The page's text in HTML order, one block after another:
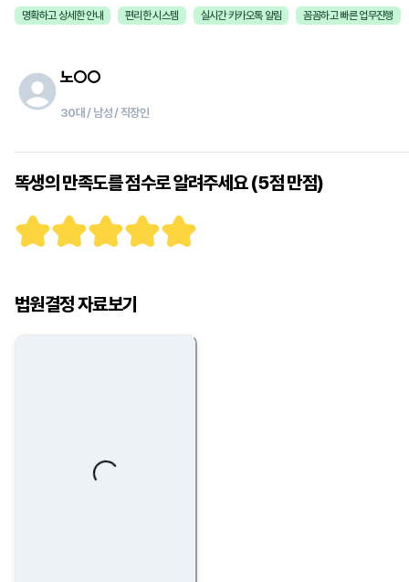
명확하고 상세한 안내 편리한 시스템 실시간 카카오톡 알림 꼼꼼하고 빠른 업무진행
노○○
30대 / 남성 / 직장인
똑생의 만족도를 점수로 알려주세요 (5점 만점)
법원결정 자료보기